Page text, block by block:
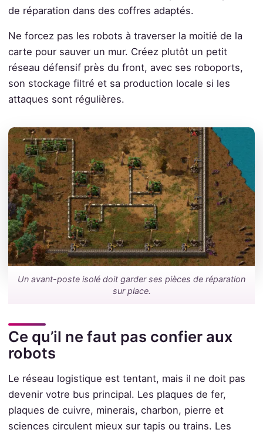
de réparation dans des coffres adaptés.
Ne forcez pas les robots à traverser la moitié de la
carte pour sauver un mur. Créez plutôt un petit
réseau défensif près du front, avec ses roboports,
son stockage filtré et sa production locale si les
attaques sont régulières.
Un avant-poste isolé doit garder ses pièces de réparation
sur place.
Ce qu’il ne faut pas confier aux
robots
Le réseau logistique est tentant, mais il ne doit pas
devenir votre bus principal. Les plaques de fer,
plaques de cuivre, minerais, charbon, pierre et
sciences circulent mieux sur tapis ou trains. Les